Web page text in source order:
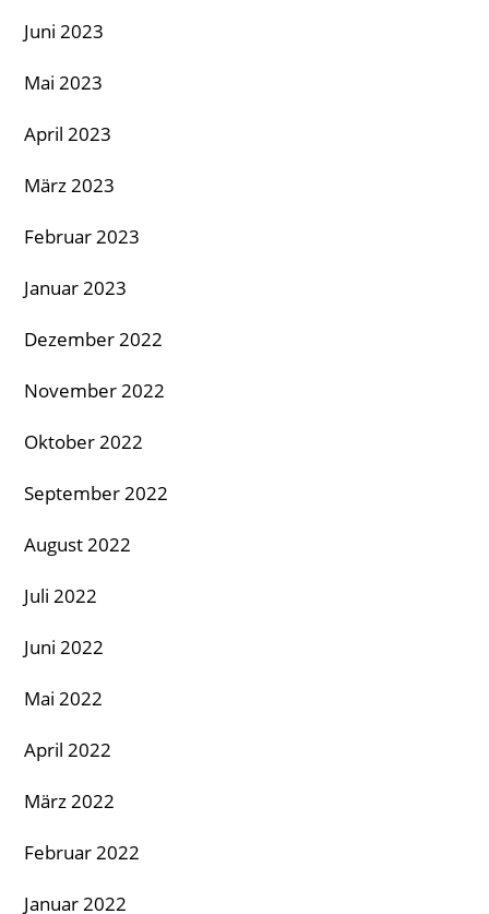
Juni 2023
Mai 2023
April 2023
März 2023
Februar 2023
Januar 2023
Dezember 2022
November 2022
Oktober 2022
September 2022
August 2022
Juli 2022
Juni 2022
Mai 2022
April 2022
März 2022
Februar 2022
Januar 2022